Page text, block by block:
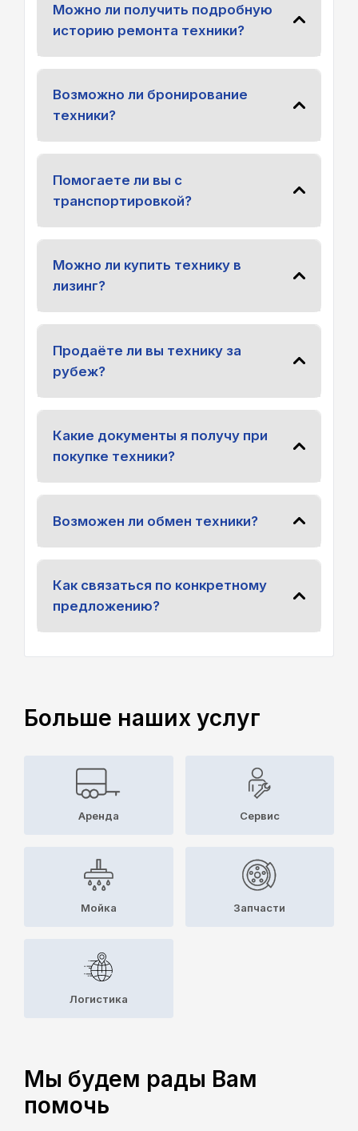
Можно ли получить подробную
историю ремонта техники?
Возможно ли бронирование
техники?
Помогаете ли вы с
транспортировкой?
Можно ли купить технику в
лизинг?
Продаёте ли вы технику за
рубеж?
Какие документы я получу при
покупке техники?
Возможен ли обмен техники?
Как связаться по конкретному
предложению?
Больше наших услуг
Аренда Cервис
Мойка Запчасти
Логистика
Мы будем рады Вам
помочь